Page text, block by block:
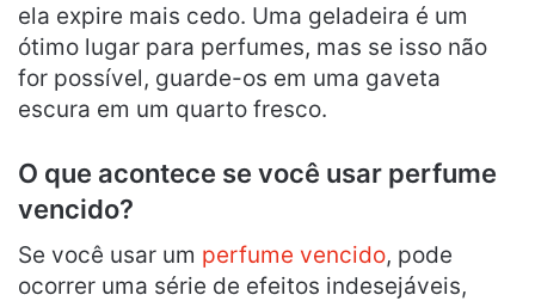
ela expire mais cedo. Uma geladeira é um
ótimo lugar para perfumes, mas se isso não
for possível, guarde-os em uma gaveta
escura em um quarto fresco.
O que acontece se você usar perfume
vencido?
Se você usar um perfume vencido, pode
ocorrer uma série de efeitos indesejáveis,